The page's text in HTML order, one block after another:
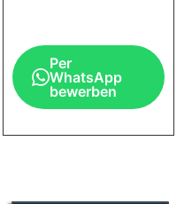
Per
WhatsApp
bewerben